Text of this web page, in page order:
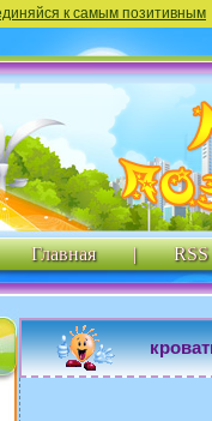
к самым позитивным
Главная | RSS